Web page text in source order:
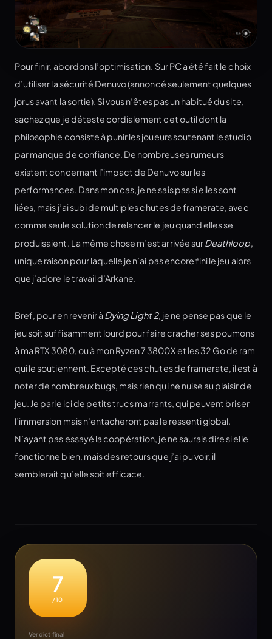
Pour finir, abordons l’optimisation. Sur PC a été fait le choix
d’utiliser la sécurité Denuvo (annoncé seulement quelques
jorus avant la sortie). Si vous n’êtes pas un habitué du site,
sachez que je déteste cordialement cet outil dont la
philosophie consiste à punir les joueurs soutenant le studio
par manque de confiance. De nombreuses rumeurs
existent concernant l’impact de Denuvo sur les
performances. Dans mon cas, je ne sais pas si elles sont
liées, mais j’ai subi de multiples chutes de framerate, avec
comme seule solution de relancer le jeu quand elles se
produisaient. La même chose m’est arrivée surDeathloop,
unique raison pour laquelle je n’ai pas encore fini le jeu alors
que j’adore le travail d’Arkane.
Bref, pour en revenir à Dying Light 2, je ne pense pas que le
jeu soit suffisamment lourd pour faire cracher ses poumons
à ma RTX 3080, ou à mon Ryzen 7 3800X et les 32 Go de ram
qui le soutiennent. Excepté ces chutes de framerate, il est à
noter de nombreux bugs, mais rien qui ne nuise au plaisir de
jeu. Je parle ici de petits trucs marrants, qui peuvent briser
l’immersion mais n’entacheront pas le ressenti global.
N’ayant pas essayé la coopération, je ne saurais dire si elle
fonctionne bien, mais des retours que j’ai pu voir, il
semblerait qu’elle soit efficace.
7
/10
Verdict final